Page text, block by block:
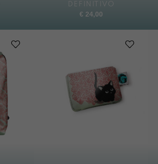
DEFINITIVO
€ 24,00